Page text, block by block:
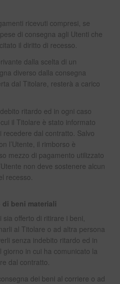
ricevuti compresi, se
di consegna agli Utenti che
il diritto di recesso.
dalla scelta di un
diverso dalla consegna
dal Titolare, resterà a carico
ritardo ed in ogni caso
il Titolare è stato informato
recedere dal contratto. Salvo
l’Utente, il rimborso è
mezzo di pagamento utilizzato
non deve sostenere alcun
recesso.
beni materiali
offerto di ritirare i beni,
al Titolare o ad altra persona
senza indebito ritardo ed in
in cui ha comunicato la
dal contratto.
dei beni al corriere o ad